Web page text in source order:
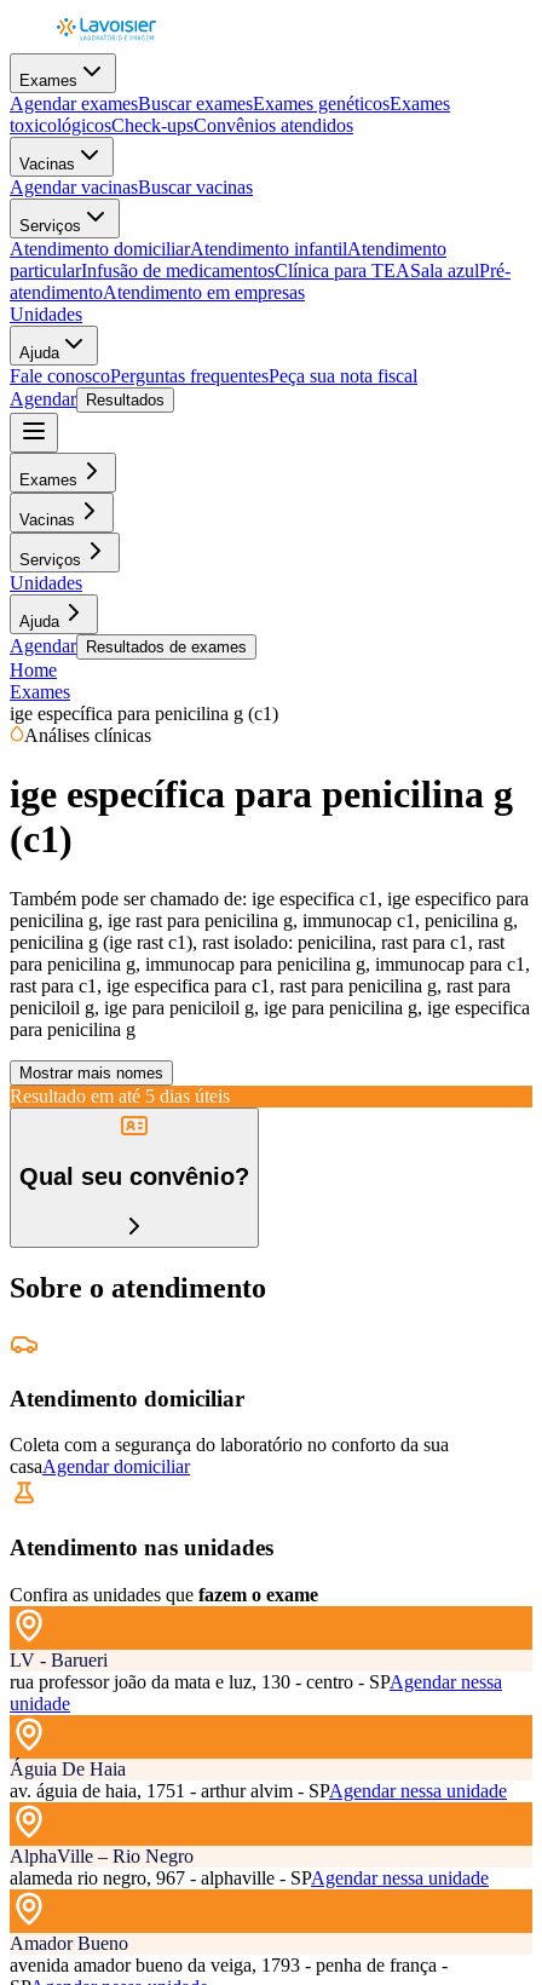
Exames
Agendar examesBuscar examesExames genéticosExames
toxicológicosCheck-upsConvênios atendidos
Vacinas
Agendar vacinasBuscar vacinas
Serviços
Atendimento domiciliarAtendimento infantilAtendimento
particularInfusão de medicamentosClínica para TEASala azulPré-
atendimentoAtendimento em empresas
Unidades
Ajuda
Fale conoscoPerguntas frequentesPeça sua nota fiscal
Agendar
Resultados
Exames
Vacinas
Serviços
Unidades
Ajuda
Agendar Resultados de exames
Home
Exames
ige específica para penicilina g (c1)
Análises clínicas
ige específica para penicilina g
(c1)
Também pode ser chamado de: ige especifica c1, ige especifico para
penicilina g, ige rast para penicilina g, immunocap c1, penicilina g,
penicilina g (ige rast c1), rast isolado: penicilina, rast para c1, rast
para penicilina g, immunocap para penicilina g, immunocap para c1,
rast para c1, ige especifica para c1, rast para penicilina g, rast para
peniciloil g, ige para peniciloil g, ige para penicilina g, ige especifica
para penicilina g
Mostrar mais nomes
Resultado em até 5 dias úteis
Qual seu convênio?
Sobre o atendimento
Atendimento domiciliar
Coleta com a segurança do laboratório no conforto da sua
casaAgendar domiciliar
Atendimento nas unidades
Confira as unidades que fazem o exame
LV - Barueri
rua professor joão da mata e luz, 130 - centro - SPAgendar nessa
unidade
Águia De Haia
av. águia de haia, 1751 - arthur alvim - SPAgendar nessa unidade
AlphaVille – Rio Negro
alameda rio negro, 967 - alphaville - SPAgendar nessa unidade
Amador Bueno
avenida amador bueno da veiga, 1793 - penha de frança -